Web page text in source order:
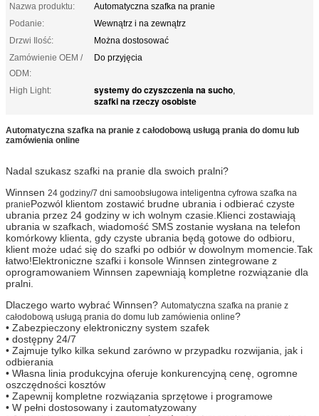
Nazwa produktu:
Automatyczna szafka na pranie
Podanie:
Wewnątrz i na zewnątrz
Drzwi Ilość:
Można dostosować
Zamówienie OEM /
ODM:
Do przyjęcia
High Light: systemy do czyszczenia na sucho,
szafki na rzeczy osobiste
Automatyczna szafka na pranie z całodobową usługą prania do domu lub
zamówienia online
Nadal szukasz szafki na pranie dla swoich pralni?
Winnsen 24 godziny/7 dni samoobsługowa inteligentna cyfrowa szafka na
praniePozwól klientom zostawić brudne ubrania i odbierać czyste
ubrania przez 24 godziny w ich wolnym czasie.Klienci zostawiają
ubrania w szafkach, wiadomość SMS zostanie wysłana na telefon
komórkowy klienta, gdy czyste ubrania będą gotowe do odbioru,
klient może udać się do szafki po odbiór w dowolnym momencie.Tak
łatwo!Elektroniczne szafki i konsole Winnsen zintegrowane z
oprogramowaniem Winnsen zapewniają kompletne rozwiązanie dla
pralni.
Dlaczego warto wybrać Winnsen? Automatyczna szafka na pranie z
całodobową usługą prania do domu lub zamówienia online?
• Zabezpieczony elektroniczny system szafek
• dostępny 24/7
• Zajmuje tylko kilka sekund zarówno w przypadku rozwijania, jak i
odbierania
• Własna linia produkcyjna oferuje konkurencyjną cenę, ogromne
oszczędności kosztów
• Zapewnij kompletne rozwiązania sprzętowe i programowe
• W pełni dostosowany i zautomatyzowany